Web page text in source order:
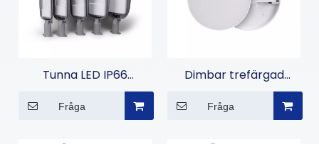
Tunna LED IP66
vattentäta LED
gatubelysning
Fråga
Dimbar trefärgad
fuktsäker lampa
Fråga